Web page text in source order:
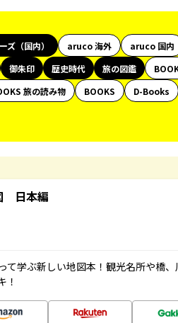
ズ（国内） aruco 海外 aruco 国内
御朱印 歴史時代 旅の図鑑
旅の読み物 BOOKS
D-Books
日本編
て学ぶ新しい地図本！観光名所や橋
！